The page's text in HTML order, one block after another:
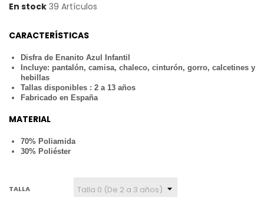
En stock 39 Artículos
CARACTERÍSTICAS
Disfra de Enanito Azul Infantil
Incluye: pantalón, camisa, chaleco, cinturón, gorro, calcetines y
hebillas
Tallas disponibles : 2 a 13 años
Fabricado en España
MATERIAL
70% Poliamida
30% Poliéster
TALLA